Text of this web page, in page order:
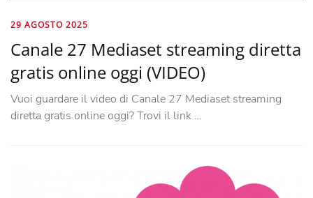
29 AGOSTO 2025
Canale 27 Mediaset streaming diretta
gratis online oggi (VIDEO)
Vuoi guardare il video di Canale 27 Mediaset streaming
diretta gratis online oggi? Trovi il link …